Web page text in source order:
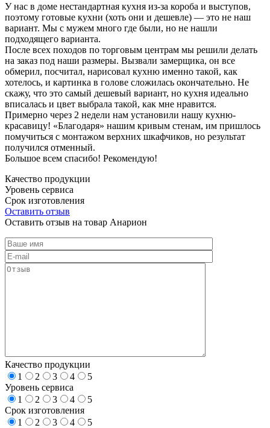
У нас в доме нестандартная кухня из-за короба и выступов,
поэтому готовые кухни (хоть они и дешевле) — это не наш
вариант. Мы с мужем много где были, но не нашли
подходящего варианта.
После всех походов по торговым центрам мы решили делать
на заказ под наши размеры. Вызвали замерщика, он все
обмерил, посчитал, нарисовал кухню именно такой, как
хотелось, и картинка в голове сложилась окончательно. Не
скажу, что это самый дешевый вариант, но кухня идеально
вписалась и цвет выбрала такой, как мне нравится.
Примерно через 2 недели нам установили нашу кухню-
красавицу! «Благодаря» нашим кривым стенам, им пришлось
помучиться с монтажом верхних шкафчиков, но результат
получился отменный.
Большое всем спасибо! Рекомендую!
Качество продукции
Уровень сервиса
Срок изготовления
Оставить отзыв
Оставить отзыв на товар Анарион
Качество продукции
1
2 3 4
5
Уровень сервиса
1
2 3 4
5
Срок изготовления
1
2 3 4
5